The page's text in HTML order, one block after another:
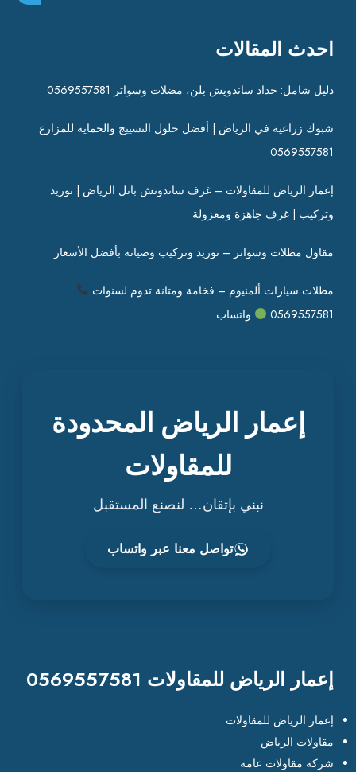
احدث المقالات
دليل شامل: حداد ساندويش بلن، مضلات وسواتر 0569557581
شبوك زراعية في الرياض | أفضل حلول التسييج والحماية للمزارع
0569557581
إعمار الرياض للمقاولات – غرف ساندوتش بانل الرياض | توريد
وتركيب | غرف جاهزة ومعزولة
مقاول مظلات وسواتر – توريد وتركيب وصيانة بأفضل الأسعار
مظلات سيارات ألمنيوم – فخامة ومتانة تدوم لسنوات
0569557581
واتساب
إعمار الرياض المحدودة
للمقاولات
نبني بإتقان… لنصنع المستقبل
تواصل معنا عبر واتساب
إعمار الرياض للمقاولات 0569557581
إعمار الرياض للمقاولات
مقاولات الرياض
شركة مقاولات عامة